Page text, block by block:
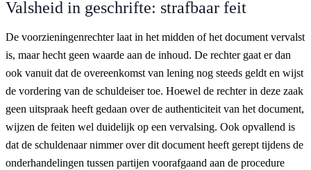
Valsheid in geschrifte: strafbaar feit
De voorzieningenrechter laat in het midden of het document vervalst
is, maar hecht geen waarde aan de inhoud. De rechter gaat er dan
ook vanuit dat de overeenkomst van lening nog steeds geldt en wijst
de vordering van de schuldeiser toe. Hoewel de rechter in deze zaak
geen uitspraak heeft gedaan over de authenticiteit van het document,
wijzen de feiten wel duidelijk op een vervalsing. Ook opvallend is
dat de schuldenaar nimmer over dit document heeft gerept tijdens de
onderhandelingen tussen partijen voorafgaand aan de procedure